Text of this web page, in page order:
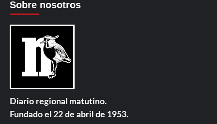
Sobre nosotros
Diario regional matutino.
Fundado el 22 de abril de 1953.